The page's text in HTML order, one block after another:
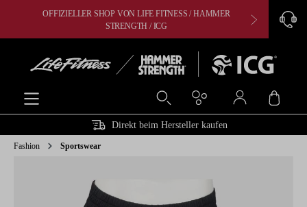
springenOFFIZIELLER SHOP VON LIFE FITNESS / HAMMER
STRENGTH / ICG
Direkt beim Hersteller kaufen
Fashion Sportswear